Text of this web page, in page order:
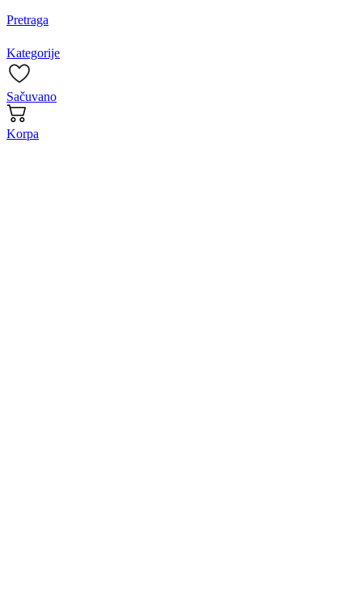
Pretraga
Kategorije
Sačuvano
Korpa